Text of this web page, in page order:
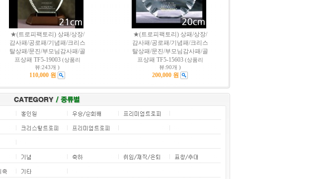
★(트로피팩토리) 상패/상장/
감사패/공로패/기념패/크리스
탈상패/문진/부모님감사패/골
프상패 TF5-19003 (상품리
뷰:243개 )
110,000 원
★(트로피팩토리) 상패/상장/
감사패/공로패/기념패/크리스
탈상패/문진/부모님감사패/골
프상패 TF5-15603 (상품리
뷰:90개 )
200,000 원